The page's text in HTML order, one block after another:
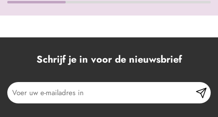
Schrijf je in voor de nieuwsbrief